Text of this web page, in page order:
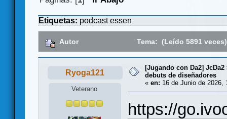
Etiquetas: podcast essen
Autor Tema: (Leído 5891 veces)
Ryoga121
Veterano
[Jugando con Da2] JcDa2
debuts de diseñadores
« en: 16 de Junio de 2026,
https://